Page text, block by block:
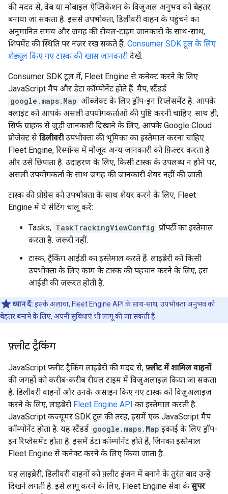
की मदद से, वेब या मोबाइल ऐप्लिकेशन के विज़ुअल अनुभव को बेहतर
बनाया जा सकता है. इससे उपभोक्ता, डिलीवरी वाहन के पहुंचने का
अनुमानित समय और जगह की रीयल-टाइम जानकारी के साथ-साथ,
शिपमेंट की स्थिति पर नज़र रख सकते हैं. Consumer SDK टूल के लिए
शेड्यूल किए गए टास्क की खास जानकारी देखें.
Consumer SDK टूल में, Fleet Engine से कनेक्ट करने के लिए
JavaScript मैप और डेटा कॉम्पोनेंट होते हैं. मैप, स्टैंडर्ड
google.maps.Map ऑब्जेक्ट के लिए ड्रॉप-इन रिप्लेसमेंट है. आपके
क्लाइंट को आपके असली उपयोगकर्ताओं की पुष्टि करनी चाहिए. साथ ही,
सिर्फ़ ग्राहक से जुड़ी जानकारी दिखाने के लिए, आपके Google Cloud
प्रोजेक्ट से डिलीवरीउपभोक्ता की भूमिका का इस्तेमाल करना चाहिए.
Fleet Engine, रिस्पॉन्स में मौजूद अन्य जानकारी को फ़िल्टर करता है
और उसे छिपाता है. उदाहरण के लिए, किसी टास्क के उपलब्ध न होने पर,
असली उपयोगकर्ता के साथ जगह की जानकारी शेयर नहीं की जाती.
टास्क की प्रोग्रेस को उपभोक्ता के साथ शेयर करने के लिए, Fleet
Engine में ये सेटिंग चालू करें:
Tasks, TaskTrackingViewConfig प्रॉपर्टी का इस्तेमाल
करता है. ज़रूरी नहीं.
टास्क, ट्रैकिंग आईडी का इस्तेमाल करते हैं. लाइब्रेरी को किसी
उपभोक्ता के लिए काम के टास्क की पहचान करने के लिए, इस
आईडी की ज़रूरत होती है.
ध्यान दें: इसके अलावा, Fleet Engine API के साथ-साथ, उपभोक्ता अनुभव को
बेहतर बनाने के लिए, अपनी सुविधाएं भी लागू की जा सकती हैं.
फ़्लीट ट्रैकिंग
JavaScript फ़्लीट ट्रैकिंग लाइब्रेरी की मदद से, फ़्लीट में शामिल वाहनों
की जगहों को करीब-करीब रीयल टाइम में विज़ुअलाइज़ किया जा सकता
है. डिलीवरी वाहनों और उनके असाइन किए गए टास्क को विज़ुअलाइज़
करने के लिए, लाइब्रेरी Fleet Engine API का इस्तेमाल करती है.
JavaScript कंज्यूमर SDK टूल की तरह, इसमें एक JavaScript मैप
कॉम्पोनेंट होता है. यह स्टैंडर्ड google.maps.Map इकाई के लिए ड्रॉप-
इन रिप्लेसमेंट होता है. इसमें डेटा कॉम्पोनेंट होते हैं, जिनका इस्तेमाल
Fleet Engine से कनेक्ट करने के लिए किया जाता है.
यह लाइब्रेरी, डिलीवरी वाहनों को फ़्लीट इंजन में बनाने के तुरंत बाद उन्हें
दिखने लगती है. इसे लागू करने के लिए, Fleet Engine सेवा के सुपर